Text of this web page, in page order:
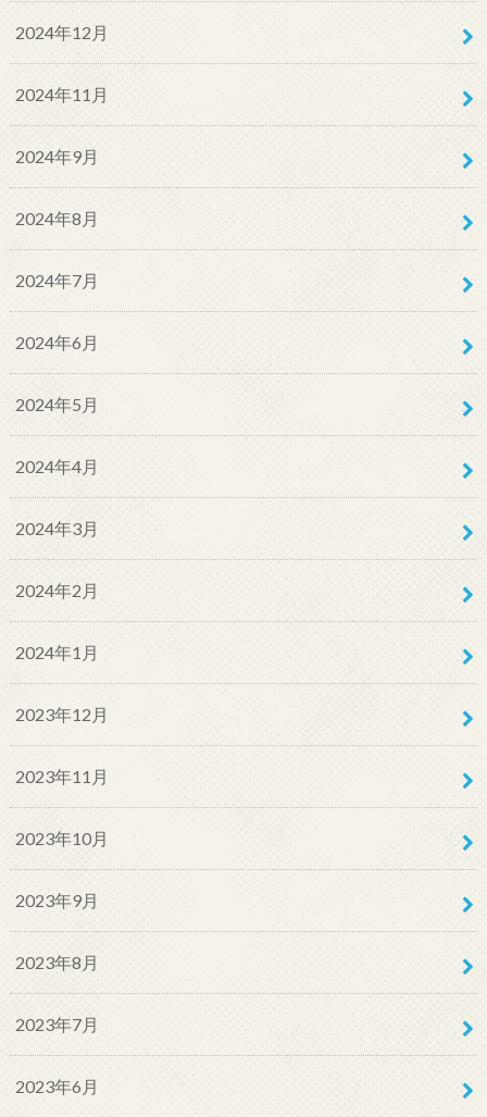
2024年12月
2024年11月
2024年9月
2024年8月
2024年7月
2024年6月
2024年5月
2024年4月
2024年3月
2024年2月
2024年1月
2023年12月
2023年11月
2023年10月
2023年9月
2023年8月
2023年7月
2023年6月